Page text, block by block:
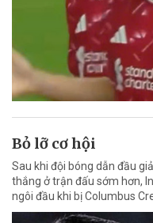
Bỏ lỡ cơ hội
Sau khi đội bóng dẫn đầu
thắng ở trận đấu sớm hơn,
ngôi đầu khi bị Columbus